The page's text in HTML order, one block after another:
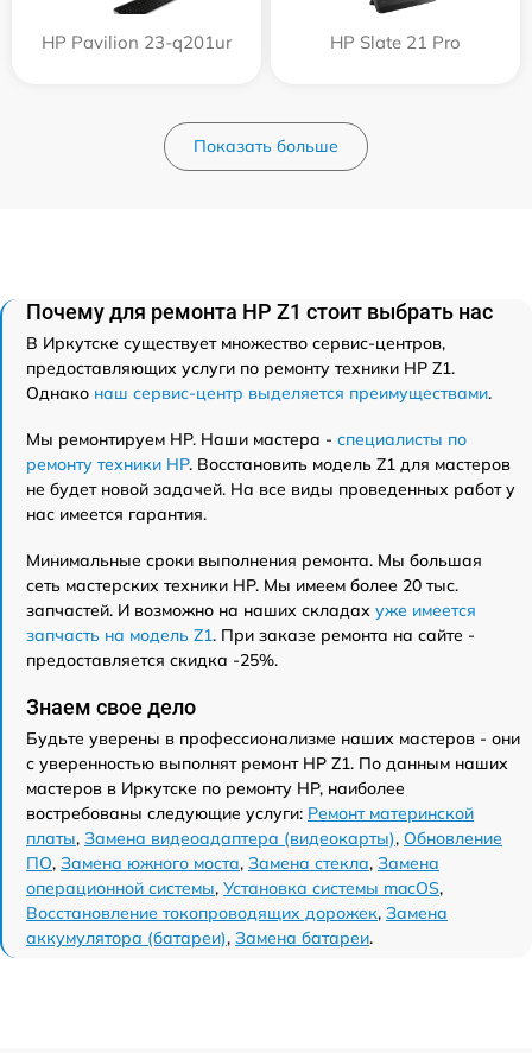
HP Pavilion 23-q201ur HP Slate 21 Pro
Показать больше
Почему для ремонта HP Z1 стоит выбрать нас
В Иркутске существует множество сервис-центров,
предоставляющих услуги по ремонту техники HP Z1.
Однако наш сервис-центр выделяется преимуществами.
Мы ремонтируем HP. Наши мастера - специалисты по
ремонту техники HP. Восстановить модель Z1 для мастеров
не будет новой задачей. На все виды проведенных работ у
нас имеется гарантия.
Минимальные сроки выполнения ремонта. Мы большая
сеть мастерских техники HP. Мы имеем более 20 тыс.
запчастей. И возможно на наших складах уже имеется
запчасть на модель Z1. При заказе ремонта на сайте -
предоставляется скидка -25%.
Знаем свое дело
Будьте уверены в профессионализме наших мастеров - они
с уверенностью выполнят ремонт HP Z1. По данным наших
мастеров в Иркутске по ремонту HP, наиболее
востребованы следующие услуги: Ремонт материнской
платы, Замена видеоадаптера (видеокарты), Обновление
ПО, Замена южного моста, Замена стекла, Замена
операционной системы, Установка системы macOS,
Восстановление токопроводящих дорожек, Замена
аккумулятора (батареи), Замена батареи.